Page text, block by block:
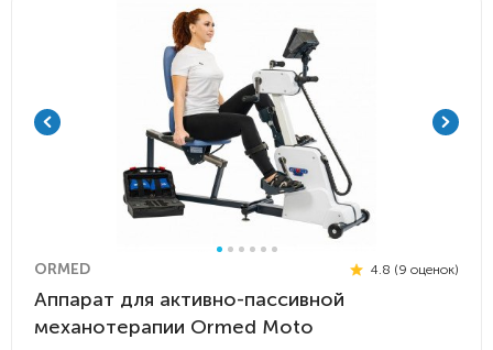
ORMED 4.8 (9 оценок)
Аппарат для активно-пассивной
механотерапии Ormed Moto